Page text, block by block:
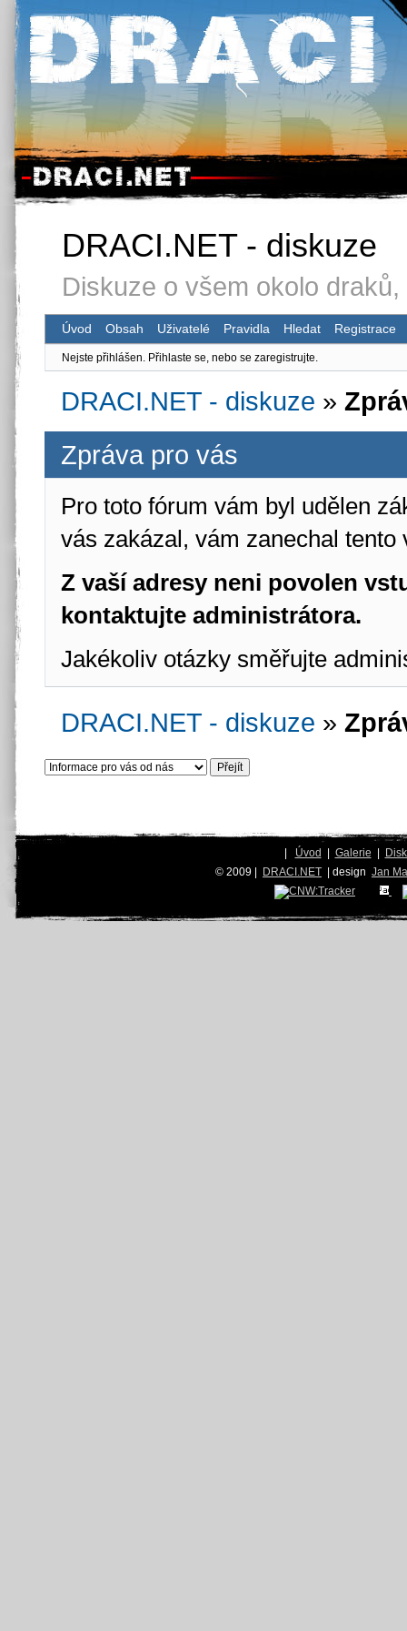
DRACI.NET - diskuze
Diskuze o všem okolo
Úvod Obsah Uživatelé Pravidla Hledat Registrace
Nejste přihlášen. Přihlaste se, nebo se zaregistrujte.
DRACI.NET - diskuze »
Zpráva pro vás
Pro toto fórum vám byl udělen
vás zakázal, vám zanechal tento
Z vaší adresy neni povolen
kontaktujte administrátora.
Jakékoliv otázky směřujte
DRACI.NET - diskuze »
| Úvod | Galerie |
© 2009 | DRACI.NET | design Jan